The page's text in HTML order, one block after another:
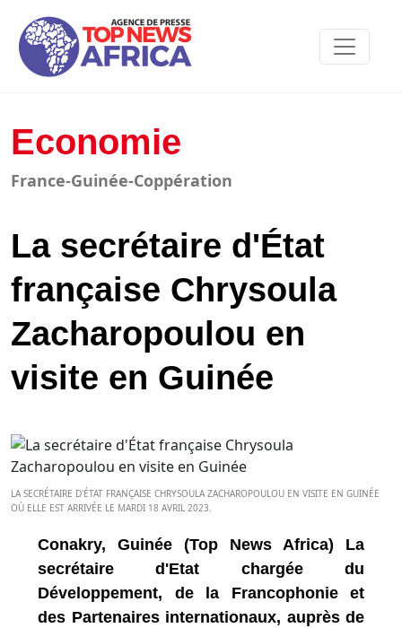
Economie
France-Guinée-Coppération
La secrétaire d'État
française Chrysoula
Zacharopoulou en
visite en Guinée
LA SECRÉTAIRE D'ÉTAT FRANÇAISE CHRYSOULA ZACHAROPOULOU EN VISITE EN GUINÉE
OÙ ELLE EST ARRIVÉE LE MARDI 18 AVRIL 2023.
Conakry, Guinée (Top News Africa) La
secrétaire d'Etat chargée du
Développement, de la Francophonie et
des Partenaires internationaux, auprès de